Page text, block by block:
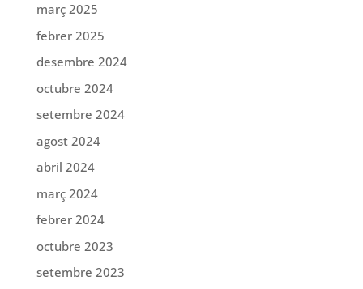
març 2025
febrer 2025
desembre 2024
octubre 2024
setembre 2024
agost 2024
abril 2024
març 2024
febrer 2024
octubre 2023
setembre 2023